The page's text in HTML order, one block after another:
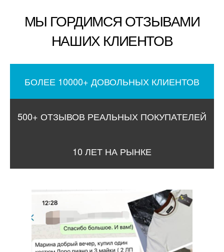
МЫ ГОРДИМСЯ ОТЗЫВАМИ
НАШИХ КЛИЕНТОВ
БОЛЕЕ 10000+ ДОВОЛЬНЫХ КЛИЕНТОВ
500+ ОТЗЫВОВ РЕАЛЬНЫХ ПОКУПАТЕЛЕЙ
10 ЛЕТ НА РЫНКЕ